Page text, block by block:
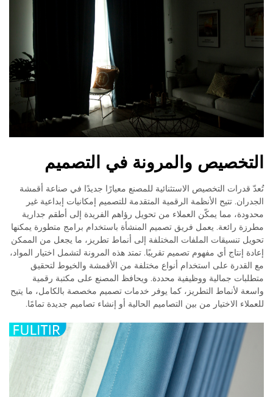
التخصيص والمرونة في التصميم
تُعدّ قدرات التخصيص الاستثنائية للمصنع معيارًا جديدًا في صناعة أقمشة
الجدران. تتيح الأنظمة الرقمية المتقدمة للتصميم إمكانيات إبداعية غير
محدودة، مما يمكّن العملاء من تحويل رؤاهم الفريدة إلى أطقم جدارية
مطرزة رائعة. يعمل فريق تصميم المنشأة باستخدام برامج متطورة يمكنها
تحويل تنسيقات الملفات المختلفة إلى أنماط تطريز، ما يجعل من الممكن
إعادة إنتاج أي مفهوم تصميم تقريبًا. تمتد هذه المرونة لتشمل اختيار المواد،
مع القدرة على استخدام أنواع مختلفة من الأقمشة والخيوط لتحقيق
متطلبات جمالية ووظيفية محددة. ويحافظ المصنع على مكتبة رقمية
واسعة لأنماط التطريز، كما يوفر خدمات تصميم مخصصة بالكامل، ما يتيح
للعملاء الاختيار من بين التصاميم الحالية أو إنشاء تصاميم جديدة تمامًا.